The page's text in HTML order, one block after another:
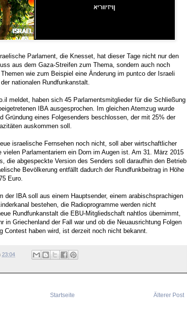
Parlament, die Knesset, hat dieser Tage nicht nur den
aus dem Gaza-Streifen zum Thema, sondern auch noch
wie zum Beispiel eine Änderung im puntco der Israeli
nationalen Rundfunkanstalt.
meldet, haben sich 45 Parlamentsmitglieder für die Schließung
IBA ausgesprochen. Im gleichen Atemzug wurde
Gründung eines Folgesenders beschlossen, der mit 25% der
auskommen soll.
israelische Fernsehen noch nicht, soll aber wirtschaftlicher
Parlamentariern ein Dorn im Augen ist. Am 31. März 2015
die abgespeckte Version des Senders soll daraufhin den Betrieb
Bevölkerung entfällt dadurch der Rundfunkbeitrag in Höhe
Euro.
der IBA soll aus einem Hauptsender, einem arabischsprachigen
bestehen, die Radioprogramme werden nicht
Rundfunkanstalt die EBU-Mitgliedschaft nahtlos übernimmt,
in Griechenland der Fall war und ob die Neuausrichtung Folgen
Contest haben wird, ist derzeit noch nicht bekannt.
23:04
Älterer Post
Startseite